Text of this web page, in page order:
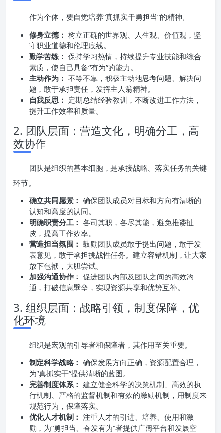
作为个体，要自觉培养“真抓实干勇担当”的精神。
修身立德： 树立正确的世界观、人生观、价值观，坚
守职业道德和伦理底线。
勤学苦练： 保持学习热情，持续提升专业技能和综合
素质，使自己具备“有为”的能力。
主动作为： 不等不靠，积极主动地思考问题、解决问
题，敢于承担责任，发挥主人翁精神。
自我反思： 定期总结经验教训，不断改进工作方法，
提升工作效率和质量。
2. 团队层面：营造文化，明确分工，高
效协作
团队是组织的基本细胞，是承接战略、落实任务的关键
环节。
确立共同愿景： 确保团队成员对目标和方向有清晰的
认知和高度的认同。
明确职责分工： 各司其职，各尽其能，避免推诿扯
皮，提高工作效率。
营造担当氛围： 鼓励团队成员敢于提出问题，敢于发
表意见，敢于承担挑战性任务。建立容错机制，让大家
放下包袱，大胆尝试。
加强沟通协作： 促进团队内部及团队之间的高效沟
通，打破信息壁垒，实现资源共享和优势互补。
3. 组织层面：战略引领，制度保障，优
化环境
组织是宏观的引导者和保障者，其作用至关重要。
制定科学战略： 确保发展方向正确，资源配置合理，
为“真抓实干”提供清晰的蓝图。
完善制度体系： 建立健全科学的决策机制、高效的执
行机制、严格的监督机制和有效的激励机制，用制度来
规范行为，保障落实。
优化人才机制： 注重人才的引进、培养、使用和激
励，为“勇担当、奋发有为”者提供广阔平台和发展空